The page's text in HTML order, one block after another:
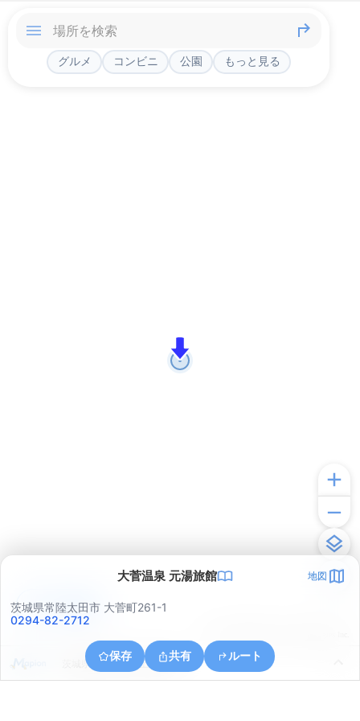
グルメ コンビニ 公園 もっと見る
大菅温泉 元湯旅館 地図
茨城県常陸太田市 大菅町261-1
0294-82-2712
保存 共有 ルート
茨城県常陸太田市上深荻町
アプリで見る